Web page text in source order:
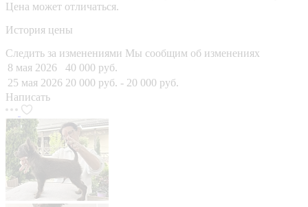
Цена может отличаться.
История цены
Следить за изменениями Мы сообщим об изменениях
8 мая 2026
40 000 руб.
25 мая 2026 20 000 руб. - 20 000 руб.
Написать